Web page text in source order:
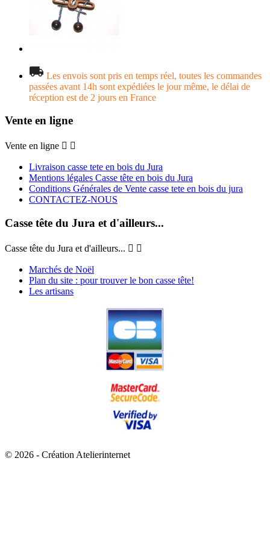
Les envois sont pris en temps réel, toutes les commandes
passées avant 14h sont expédiées le jour même, le délai de
réception est de 2 jours en France
Vente en ligne
Vente en ligne  
Livraison casse tete en bois du Jura
Mentions légales Casse tête en bois du Jura
Conditions Générales de Vente casse tete en bois du jura
CONTACTEZ-NOUS
Casse tête du Jura et d'ailleurs...
Casse tête du Jura et d'ailleurs...  
Marchés de Noël
Plan du site : pour trouver le bon casse tête!
Les artisans
© 2026 - Création Atelierinternet